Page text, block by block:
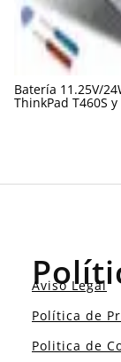
Batería 11.25V/
ThinkPad T460S
Aviso Legal
Política de
Politica de